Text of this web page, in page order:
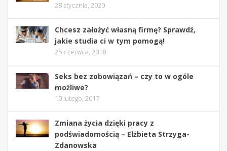
28 stycznia, 2020
Chcesz założyć własną firmę? Sprawdź,
jakie studia ci w tym pomogą!
25 czerwca, 2018
Seks bez zobowiązań – czy to w ogóle
możliwe?
10 lutego, 2017
Zmiana życia dzięki pracy z
podświadomością – Elżbieta Strzyga-
Zdanowska